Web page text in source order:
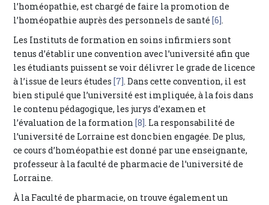
l’homéopathie, est chargé de faire la promotion de
l’homéopathie auprès des personnels de santé[6].
Les Instituts de formation en soins infirmiers sont
tenus d’établir une convention avec l’université afin que
les étudiants puissent se voir délivrer le grade de licence
à l’issue de leurs études[7]. Dans cette convention, il est
bien stipulé que l’université est impliquée, à la fois dans
le contenu pédagogique, les jurys d’examen et
l’évaluation de la formation[8]. La responsabilité de
l’université de Lorraine est donc bien engagée. De plus,
ce cours d’homéopathie est donné par une enseignante,
professeur à la faculté de pharmacie de l’université de
Lorraine.
À la Faculté de pharmacie, on trouve également un